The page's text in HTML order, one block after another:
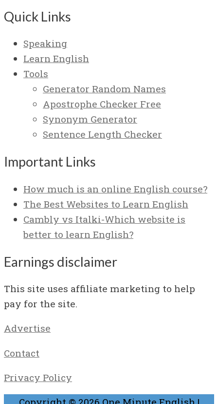
Quick Links
Speaking
Learn English
Tools
Generator Random Names
Apostrophe Checker Free
Synonym Generator
Sentence Length Checker
Important Links
How much is an online English course?
The Best Websites to Learn English
Cambly vs Italki-Which website is
better to learn English?
Earnings disclaimer
This site uses affiliate marketing to help
pay for the site.
Advertise
Contact
Privacy Policy